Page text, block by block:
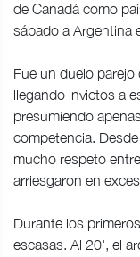
de Canadá como
sábado a Argentina
Fue un duelo
llegando invictos a
presumiendo
competencia.
mucho respeto
arriesgaron en
Durante los
escasas. Al 20', el